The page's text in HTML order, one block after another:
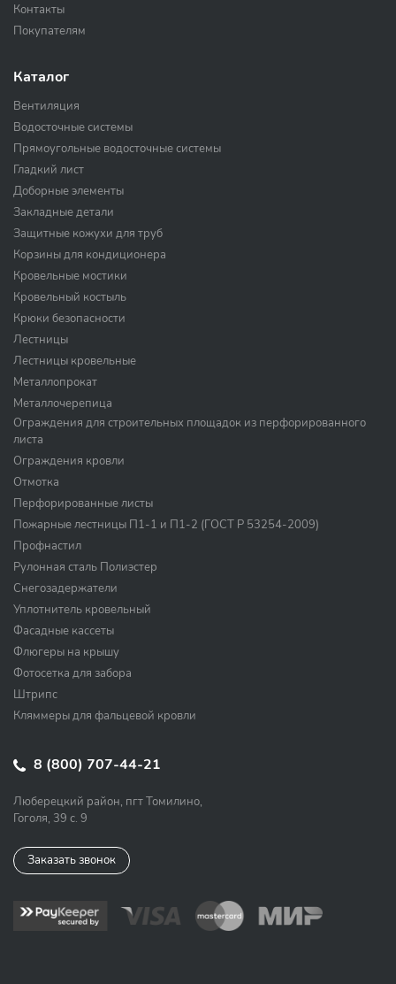
Контакты
Покупателям
Каталог
Вентиляция
Водосточные системы
Прямоугольные водосточные системы
Гладкий лист
Доборные элементы
Закладные детали
Защитные кожухи для труб
Корзины для кондиционера
Кровельные мостики
Кровельный костыль
Крюки безопасности
Лестницы
Лестницы кровельные
Металлопрокат
Металлочерепица
Ограждения для строительных площадок из перфорированного
листа
Ограждения кровли
Отмотка
Перфорированные листы
Пожарные лестницы П1-1 и П1-2 (ГОСТ Р 53254-2009)
Профнастил
Рулонная сталь Полиэстер
Снегозадержатели
Уплотнитель кровельный
Фасадные кассеты
Флюгеры на крышу
Фотосетка для забора
Штрипс
Кляммеры для фальцевой кровли
8 (800) 707-44-21
Люберецкий район, пгт Томилино,
Гоголя, 39 с. 9
Заказать звонок